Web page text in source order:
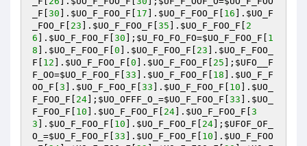
_F 30 ]. $UO_F_FOO_F 17 ]. $UO_F_FOO_F 16 ]. $UO_F
_FOO_F
23 ]. $UO_F_FOO_F 35 ]. $UO_F_FOO_F
2
6 ]. $UO_F_FOO_F 30 ]; $U_FO_FO_FO=$UO_F_FOO_F
1
8 ]. $UO_F_FOO_F 0 ]. $UO_F_FOO_F 23 ]. $UO_F_FOO_
F
12 ]. $UO_F_FOO_F 0 ]. $UO_F_FOO_F 25 ]; $UFO__F
F_OO=$UO_F_FOO_F 33 ]. $UO_F_FOO_F 18 ]. $UO_F_F
OO_F 3 ]. $UO_F_FOO_F 33 ]. $UO_F_FOO_F 10 ]. $UO_
F_FOO_F
24 ]; $UO_OFFF_O_ =$UO_F_FOO_F 33 ]. $UO_
F_FOO_F
10 ]. $UO_F_FOO_F 24 ]. $UO_F_FOO_F 3
3 ]. $UO_F_FOO_F 10 ]. $UO_F_FOO_F 24 ]; $UFOF_OF_
O_ =$UO_F_FOO_F 33 ]. $UO_F_FOO_F 10 ]. $UO_F_FOO